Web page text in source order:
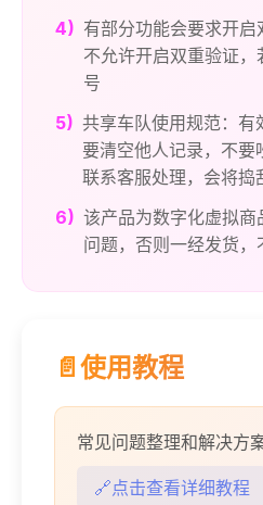
4) 有部分功能会要求开
不允许开启双重验证
号
5) 共享车队使用规范：有
要清空他人记录，不
联系客服处理，会将捣
6) 该产品为数字化虚拟
问题，否则一经发货，
📄使用教程
常见问题整理和解决方案
🔗点击查看详细教程